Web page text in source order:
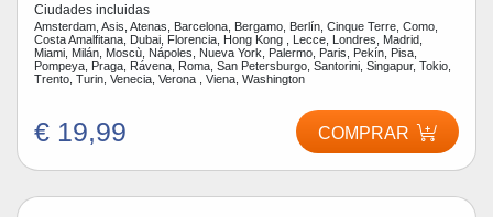
Ciudades incluidas
Amsterdam, Asis, Atenas, Barcelona, Bergamo, Berlín, Cinque Terre, Como,
Costa Amalfitana, Dubai, Florencia, Hong Kong , Lecce, Londres, Madrid,
Miami, Milán, Moscù, Nápoles, Nueva York, Palermo, Paris, Pekín, Pisa,
Pompeya, Praga, Rávena, Roma, San Petersburgo, Santorini, Singapur, Tokio,
Trento, Turin, Venecia, Verona , Viena, Washington
€ 19,99 COMPRAR